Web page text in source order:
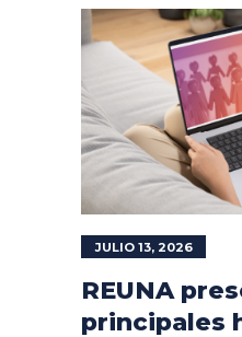
JULIO 13, 2026
REUNA
principales